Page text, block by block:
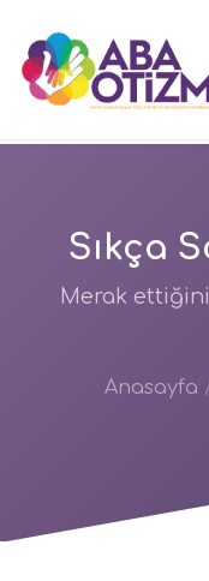
Sıkça
Merak
Anasayfa